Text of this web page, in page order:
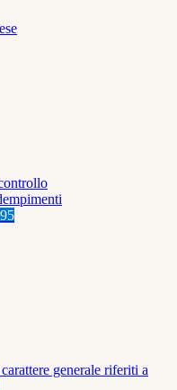
generale riferiti a